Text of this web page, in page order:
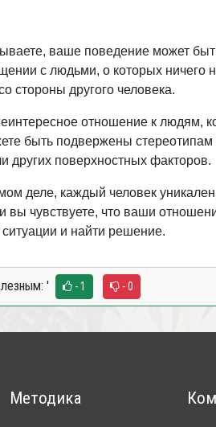
ваше поведение может
с людьми, о которых ничего
стороны другого человека.
отношение к людям,
быть подвержены
других поверхностных факторов.
деле, каждый человек
вы чувствуете, что ваши
и найти решение.
' - 1 - 0
Методика